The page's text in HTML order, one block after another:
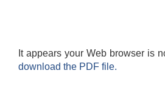
It appears your Web browser is
download the PDF file.